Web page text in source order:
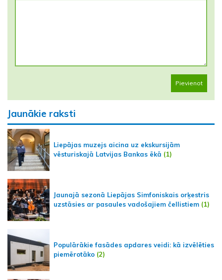
Pievienot
Jaunākie raksti
Liepājas muzejs aicina uz ekskursijām
vēsturiskajā Latvijas Bankas ēkā (1)
Jaunajā sezonā Liepājas Simfoniskais orķestris
uzstāsies ar pasaules vadošajiem čellistiem (1)
Populārākie fasādes apdares veidi: kā izvēlēties
piemērotāko (2)